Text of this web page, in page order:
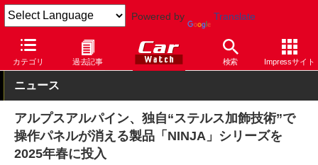
Powered by Translate
カテゴリ 過去記事 検索 Impressサイト
Car Watch 自動車
ニュース
アルプスアルパイン、独自“ステルス加飾技術”で
操作パネルが消える製品「NINJA」シリーズを
2025年春に投入